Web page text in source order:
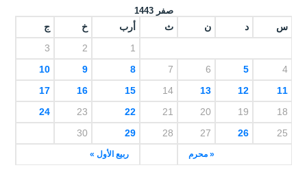
صفر 1443
س د ن ث أرب خ ج
« محرم ربيع الأول »
1
2
3
4
5
6
7
8
9
10
11
12
13
14
15
16
17
18
19
20
21
22
23
24
25
26
27
28
29
30